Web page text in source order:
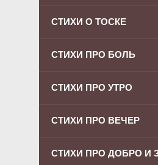
СТИХИ О ТОСКЕ
СТИХИ ПРО БОЛЬ
СТИХИ ПРО УТРО
СТИХИ ПРО ВЕЧЕР
СТИХИ ПРО ДОБРО И